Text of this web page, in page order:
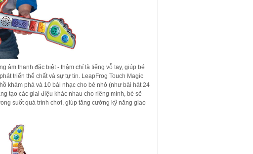
âm thanh đặc biệt - thậm chí là tiếng vỗ tay, giúp bé
triển thể chất và sự tự tin. LeapFrog Touch Magic
khám phá và 10 bài nhạc cho bé nhỏ (như bài hát 24
tạo các giai điệu khác nhau cho riêng mình, bé sẽ
suốt quá trình chơi, giúp tăng cường kỹ năng giao